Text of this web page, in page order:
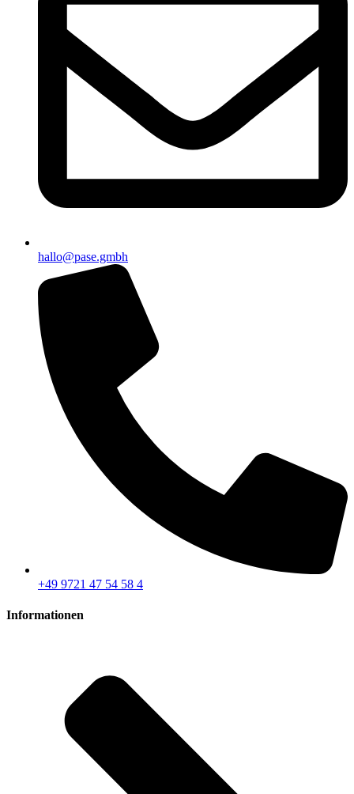
hallo@pase.gmbh
+49 9721 47 54 58 4
Informationen